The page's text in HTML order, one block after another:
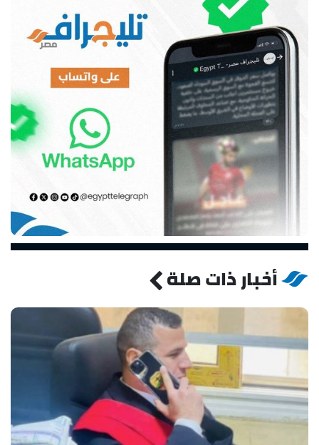
أخبار ذات صلة